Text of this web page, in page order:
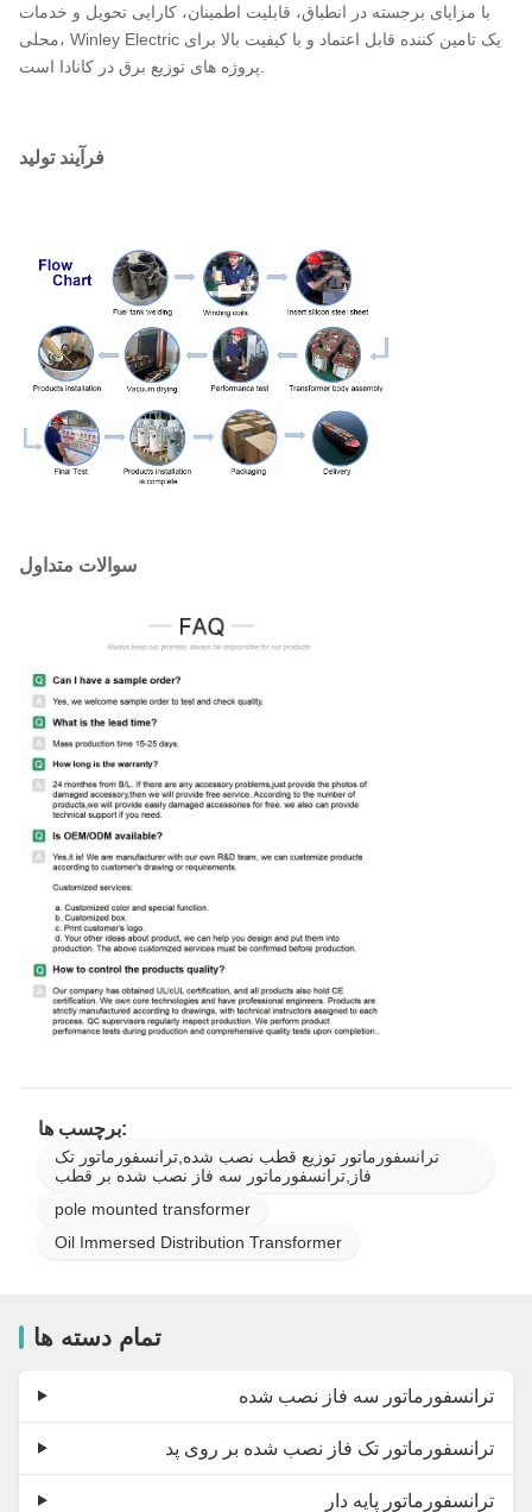
12470
13200
13800
220
230
400
II0,II6
IEEE/ANSI/
1.0-
75
500
با مزایای برجسته در انطباق، قابلیت اطمینان، کارایی تحویل و خدمات
محلی، Winley Electric یک تامین کننده قابل اعتماد و با کیفیت بالا برای
پروژه های توزیع برق در کانادا است.
فرآیند تولید
سوالات متداول
برچسب ها:
ترانسفورماتور توزیع قطب نصب شده,ترانسفورماتور تک
فاز,ترانسفورماتور سه فاز نصب شده بر قطب
pole mounted transformer
Oil Immersed Distribution Transformer
تمام دسته ها
ترانسفورماتور سه فاز نصب شده
ترانسفورماتور تک فاز نصب شده بر روی پد
ترانسفورماتور پایه دار